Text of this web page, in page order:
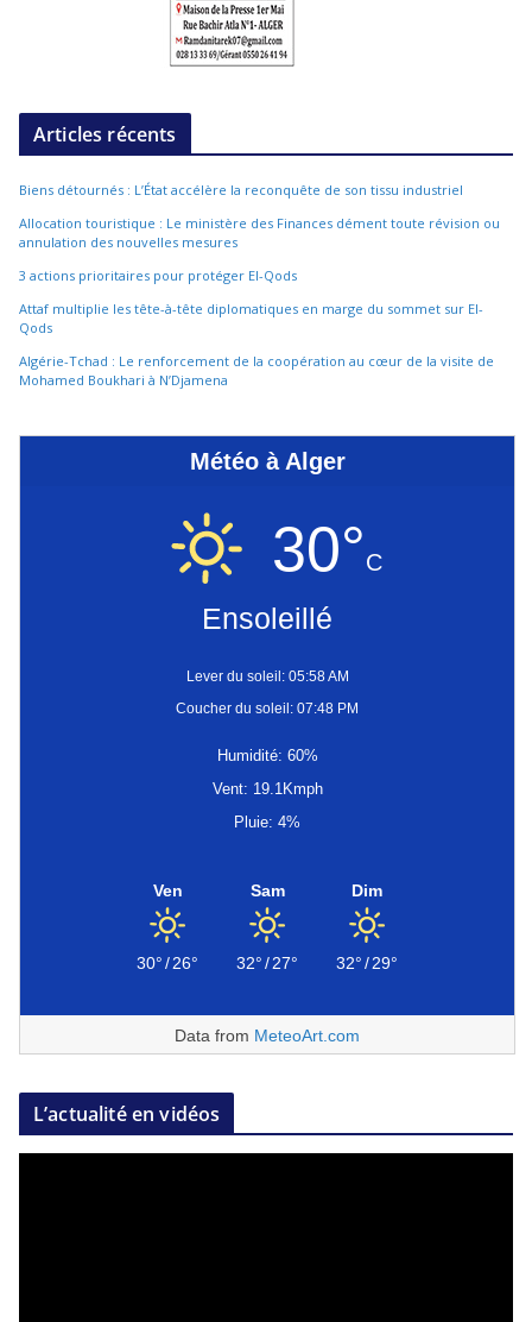
Articles récents
Biens détournés : L’État accélère la reconquête de son tissu industriel
Allocation touristique : Le ministère des Finances dément toute révision ou
annulation des nouvelles mesures
3 actions prioritaires pour protéger El-Qods
Attaf multiplie les tête-à-tête diplomatiques en marge du sommet sur El-
Qods
Algérie-Tchad : Le renforcement de la coopération au cœur de la visite de
Mohamed Boukhari à N’Djamena
Météo à Alger
30°C
Ensoleillé
Lever du soleil: 05:58 AM
Coucher du soleil: 07:48 PM
Humidité: 60%
Vent: 19.1Kmph
Pluie: 4%
Ven
30°/26°
Sam
32°/27°
Dim
32°/29°
Data from MeteoArt.com
L’actualité en vidéos